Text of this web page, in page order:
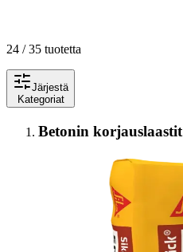
24 / 35 tuotetta
Järjestä
Kategoriat
Betonin korjauslaastit